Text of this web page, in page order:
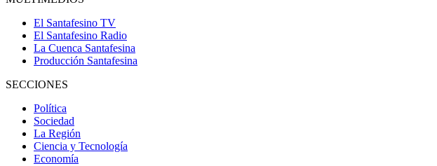
El Santafesino TV
El Santafesino Radio
La Cuenca Santafesina
Producción Santafesina
SECCIONES
Política
Sociedad
La Región
Ciencia y Tecnología
Economía